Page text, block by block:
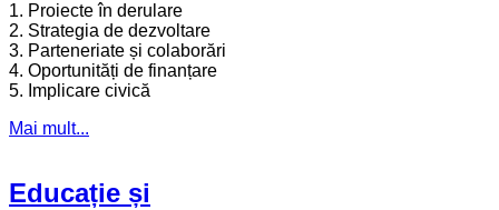
1. Proiecte în derulare
2. Strategia de dezvoltare
3. Parteneriate și colaborări
4. Oportunități de finanțare
5. Implicare civică
Mai mult...
Educație și